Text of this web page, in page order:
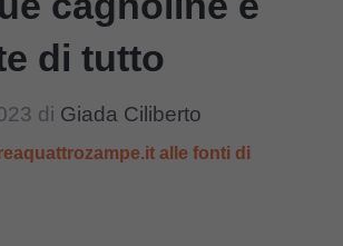
di tutto
di Giada Ciliberto
alle fonti di